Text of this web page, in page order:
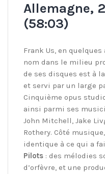
Allemagne,
(58:03)
Frank Us, en
nom dans le milieu
de ses disques est à
et servi par un large
Cinquième opus
ainsi parmi ses
John Mitchell, Jake
Rothery. Côté
identique à ce qui a
Pilots : des mélodies
d’orfèvre, et une